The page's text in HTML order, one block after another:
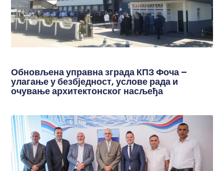
Обновљена управна зграда КПЗ Фоча –
улагање у безбједност, услове рада и
очување архитектонског насљеђа